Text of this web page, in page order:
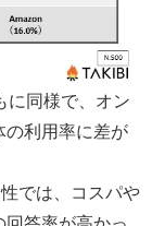
に同様で、オン
の利用率に差が
では、コスパや